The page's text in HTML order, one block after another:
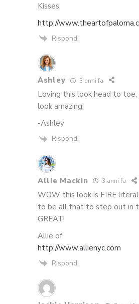
Kisses,
http://
Rispondi
Ashley 3 anni fa
Loving this look head to toe,
look amazing!
-Ashley
Rispondi
Allie Mackin 3 anni fa
WOW this look is FIRE
to be all that to step out in
GREAT!
Allie of
http://www.allienyc.com
Rispondi